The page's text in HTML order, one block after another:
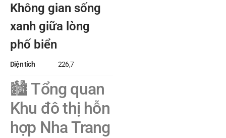
Không gian sống
xanh giữa lòng
phố biển
Diện tích 226,7
🏙️ Tổng quan
Khu đô thị hỗn
hợp Nha Trang